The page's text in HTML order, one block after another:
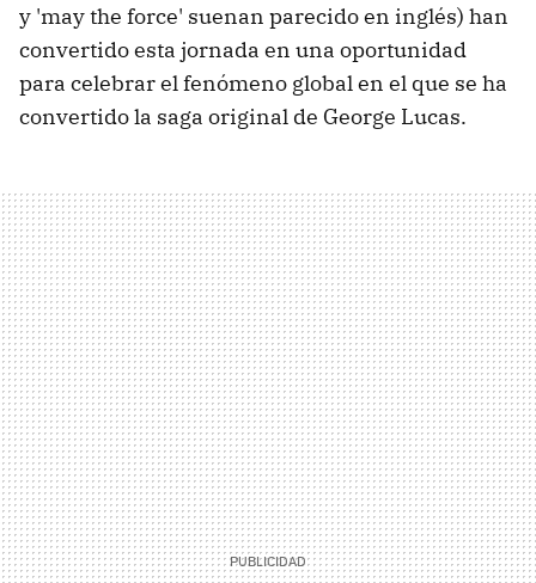
y 'may the force' suenan parecido en inglés) han
convertido esta jornada en una oportunidad
para celebrar el fenómeno global en el que se ha
convertido la saga original de George Lucas.